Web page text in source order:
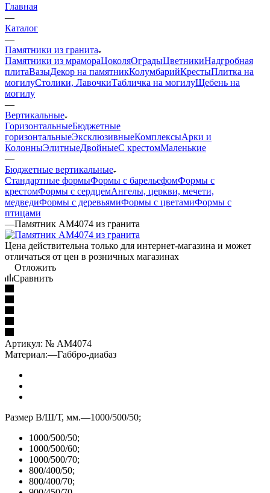
Главная
—
Каталог
—
Памятники из гранита
Памятники из мрамораЦоколяОградыЦветникиНадгробная
плитаВазыДекор на памятникКолумбарийКрестыПлитка на
могилуСтолики, ЛавочкиТабличка на могилуЩебень на
могилу
—
Вертикальные
ГоризонтальныеБюджетные
горизонтальныеЭксклюзивныеКомплексыАрки и
КолонныЭлитныеДвойныеС крестомМаленькие
—
Бюджетные вертикальные
Стандартные формыФормы с барельефомФормы с
крестомФормы с сердцемАнгелы, церкви, мечети,
медведиФормы с деревьямиФормы с цветамиФормы с
птицами
—Памятник AM4074 из гранита
Цена действительна только для интернет-магазина и может
отличаться от цен в розничных магазинах
Отложить
Сравнить
Артикул: № AM4074
Материал:—Габбро-диабаз
Размер В/Ш/Т, мм.—1000/500/50;
1000/500/50;
1000/500/60;
1000/500/70;
800/400/50;
800/400/70;